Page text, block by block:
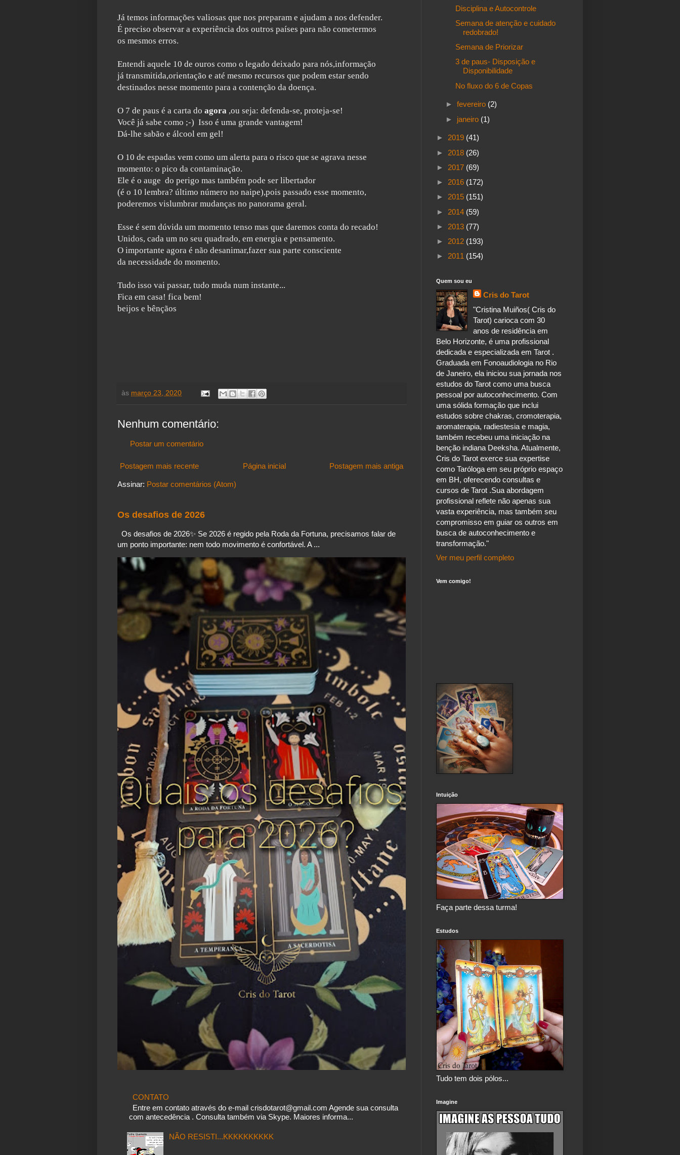
Já temos informações valiosas que nos preparam e ajudam a nos defender.
É preciso observar a experiência dos outros países para não cometermos
os mesmos erros.
Entendi aquele 10 de ouros como o legado deixado para nós,informação
já transmitida,orientação e até mesmo recursos que podem estar sendo
destinados nesse momento para a contenção da doença.
O 7 de paus é a carta do agora ,ou seja: defenda-se, proteja-se!
Você já sabe como ;-) Isso é uma grande vantagem!
Dá-lhe sabão e álcool em gel!
O 10 de espadas vem como um alerta para o risco que se agrava nesse
momento: o pico da contaminação.
Ele é o auge do perigo mas também pode ser libertador
(é o 10 lembra? último número no naipe),pois passado esse momento,
poderemos vislumbrar mudanças no panorama geral.
Esse é sem dúvida um momento tenso mas que daremos conta do recado!
Unidos, cada um no seu quadrado, em energia e pensamento.
O importante agora é não desanimar,fazer sua parte consciente
da necessidade do momento.
Tudo isso vai passar, tudo muda num instante...
Fica em casa! fica bem!
beijos e bênçãos
às março 23, 2020
Nenhum comentário:
Postar um comentário
Postagem mais recente Postagem mais antiga
Página inicial
Assinar: Postar comentários (Atom)
Os desafios de 2026
Os desafios de 2026✨️ Se 2026 é regido pela Roda da Fortuna, precisamos falar de
um ponto importante: nem todo movimento é confortável. A ...
CONTATO
Entre em contato através do e-mail crisdotarot@gmail.com Agende sua consulta
com antecedência . Consulta também via Skype. Maiores informa...
NÃO RESISTI...KKKKKKKKKK
Disciplina e Autocontrole
Semana de atenção e cuidado
redobrado!
Semana de Priorizar
3 de paus- Disposição e
Disponibilidade
No fluxo do 6 de Copas
► fevereiro (2)
► janeiro (1)
► 2019 (41)
► 2018 (26)
► 2017 (69)
► 2016 (172)
► 2015 (151)
► 2014 (59)
► 2013 (77)
► 2012 (193)
► 2011 (154)
Quem sou eu
Cris do Tarot
"Cristina Muiños( Cris do
Tarot) carioca com 30
anos de residência em
Belo Horizonte, é uma profissional
dedicada e especializada em Tarot .
Graduada em Fonoaudiologia no Rio
de Janeiro, ela iniciou sua jornada nos
estudos do Tarot como uma busca
pessoal por autoconhecimento. Com
uma sólida formação que inclui
estudos sobre chakras, cromoterapia,
aromaterapia, radiestesia e magia,
também recebeu uma iniciação na
benção indiana Deeksha. Atualmente,
Cris do Tarot exerce sua expertise
como Taróloga em seu próprio espaço
em BH, oferecendo consultas e
cursos de Tarot .Sua abordagem
profissional reflete não apenas sua
vasta experiência, mas também seu
compromisso em guiar os outros em
busca de autoconhecimento e
transformação."
Ver meu perfil completo
Vem comigo!
Intuição
Faça parte dessa turma!
Estudos
Tudo tem dois pólos...
Imagine